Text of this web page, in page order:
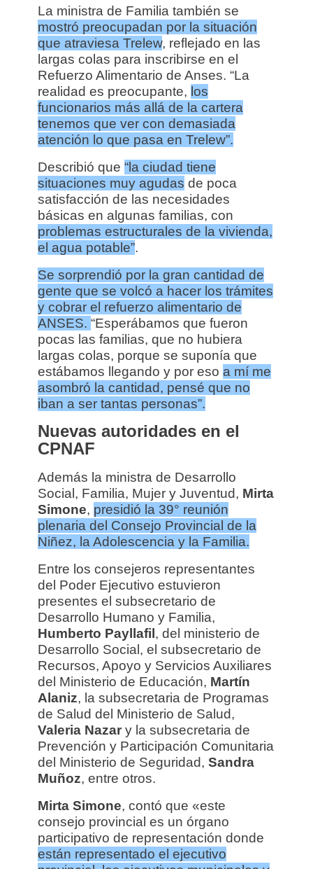
La ministra de Familia también se
mostró preocupadan por la situación
que atraviesa Trelew, reflejado en las
largas colas para inscribirse en el
Refuerzo Alimentario de Anses. “La
realidad es preocupante, los
funcionarios más allá de la cartera
tenemos que ver con demasiada
atención lo que pasa en Trelew”.
Describió que “la ciudad tiene
situaciones muy agudas de poca
satisfacción de las necesidades
básicas en algunas familias, con
problemas estructurales de la vivienda,
el agua potable”.
Se sorprendió por la gran cantidad de
gente que se volcó a hacer los trámites
y cobrar el refuerzo alimentario de
ANSES. “Esperábamos que fueron
pocas las familias, que no hubiera
largas colas, porque se suponía que
estábamos llegando y por eso a mí me
asombró la cantidad, pensé que no
iban a ser tantas personas”.
Nuevas autoridades en el
CPNAF
Además la ministra de Desarrollo
Social, Familia, Mujer y Juventud, Mirta
Simone, presidió la 39° reunión
plenaria del Consejo Provincial de la
Niñez, la Adolescencia y la Familia.
Entre los consejeros representantes
del Poder Ejecutivo estuvieron
presentes el subsecretario de
Desarrollo Humano y Familia,
Humberto Payllafil, del ministerio de
Desarrollo Social, el subsecretario de
Recursos, Apoyo y Servicios Auxiliares
del Ministerio de Educación, Martín
Alaniz, la subsecretaria de Programas
de Salud del Ministerio de Salud,
Valeria Nazary la subsecretaria de
Prevención y Participación Comunitaria
del Ministerio de Seguridad, Sandra
Muñoz, entre otros.
Mirta Simone, contó que «este
consejo provincial es un órgano
participativo de representación donde
están representado el ejecutivo